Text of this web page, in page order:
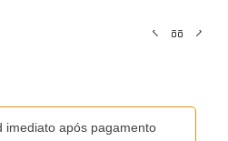
imediato após pagamento